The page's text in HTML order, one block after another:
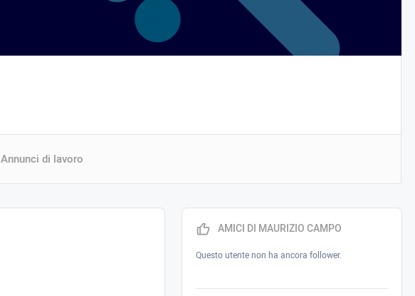
Annunci di lavoro
AMICI DI MAURIZIO CAMPO
Questo utente non ha ancora follower.